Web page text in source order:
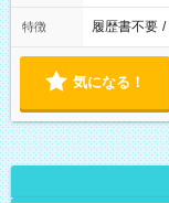
特徴 履歴書不要 /
気になる！